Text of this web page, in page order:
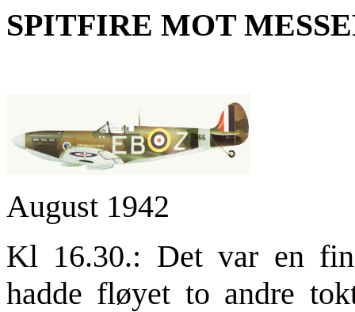
SPITFIRE MOT
August 1942
Kl 16.30.: Det var en
hadde fløyet to andre